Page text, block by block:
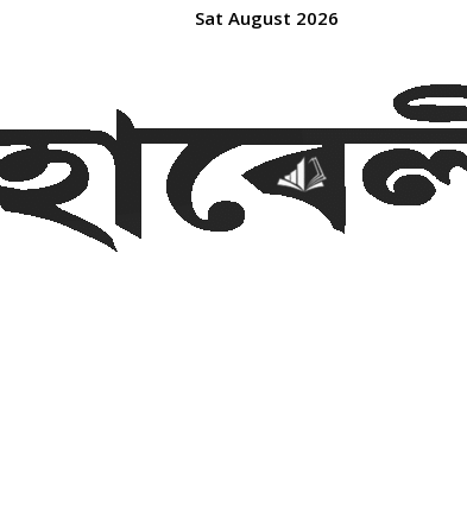
Sat August 2026